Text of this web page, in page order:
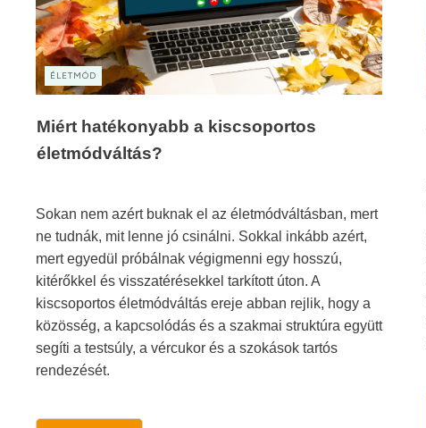
ÉLETMÓD
Miért hatékonyabb a kiscsoportos
életmódváltás?
Sokan nem azért buknak el az életmódváltásban, mert
ne tudnák, mit lenne jó csinálni. Sokkal inkább azért,
mert egyedül próbálnak végigmenni egy hosszú,
kitérőkkel és visszatérésekkel tarkított úton. A
kiscsoportos életmódváltás ereje abban rejlik, hogy a
közösség, a kapcsolódás és a szakmai struktúra együtt
segíti a testsúly, a vércukor és a szokások tartós
rendezését.